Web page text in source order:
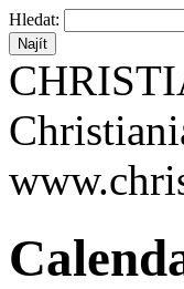
Hledat: